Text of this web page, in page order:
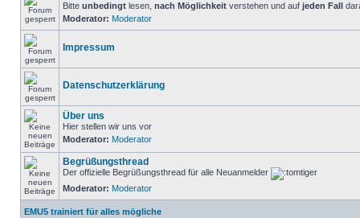
Bitte unbedingt lesen, nach Möglichkeit verstehen und auf jeden Fall
Moderator: Moderator
Impressum
Datenschutzerklärung
Über uns
Hier stellen wir uns vor
Moderator: Moderator
Begrüßungsthread
Der offizielle Begrüßungsthread für alle Neuanmelder
Moderator: Moderator
EMU5 trainiert für alles mögliche